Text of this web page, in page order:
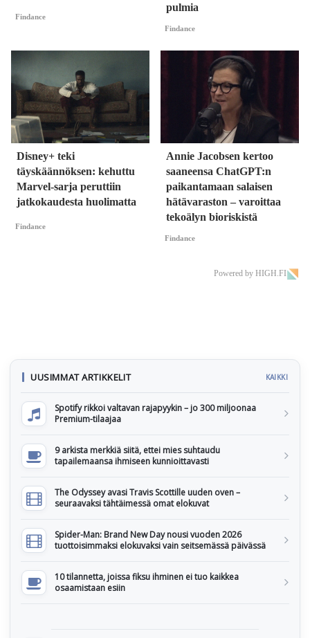
Findance
pulmia
Findance
Disney+ teki
täyskäännöksen: kehuttu
Marvel-sarja peruttiin
jatkokaudesta huolimatta
Findance
Annie Jacobsen kertoo
saaneensa ChatGPT:n
paikantamaan salaisen
hätävaraston – varoittaa
tekoälyn bioriskistä
Findance
Powered by HIGH.FI
UUSIMMAT ARTIKKELIT KAIKKI
Spotify rikkoi valtavan rajapyykin – jo 300 miljoonaa
Premium-tilaajaa
9 arkista merkkiä siitä, ettei mies suhtaudu
tapailemaansa ihmiseen kunnioittavasti
The Odyssey avasi Travis Scottille uuden oven –
seuraavaksi tähtäimessä omat elokuvat
Spider-Man: Brand New Day nousi vuoden 2026
tuottoisimmaksi elokuvaksi vain seitsemässä päivässä
10 tilannetta, joissa fiksu ihminen ei tuo kaikkea
osaamistaan esiin